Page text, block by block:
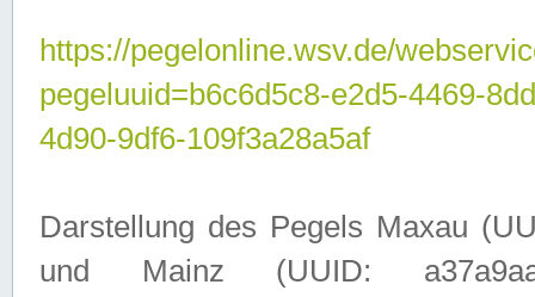
https://pegelonline.wsv.de/
pegeluuid=b6c6d5c8-e2d5-4469-
4d90-9df6-109f3a28a5af
Darstellung des Pegels Maxau
und Mainz (UUID: